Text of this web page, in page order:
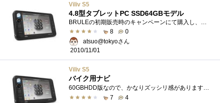
Viliv S5
4.8型タブレットPC SSD64GBモデル
8
0
atsuo@tokyoさん
2010/11/01
Viliv S5
バイク用ナビ
60GBHDD版なので、かなりズッシリ感があります。とはいえWindowsXPモデルなので、AtomZ520+Mem1Gでも結構サクサク動きます。ゲームはマウスとキーボー�...
7
4